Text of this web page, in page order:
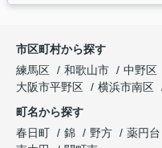
市区町村から探す
練馬区
和歌山市 中野区
大阪市平野区
横浜市南区
町名から探す
春日町
錦 野方 薬円台